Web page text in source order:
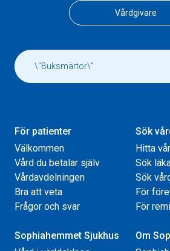
Vårdgivare
För patienter
Välkommen
Vård du betalar själv
Vårdavdelningen
Bra att veta
Frågor och svar
Sök
Hitta
Sök
Sök
För
För
Sophiahemmet Sjukhus
Om